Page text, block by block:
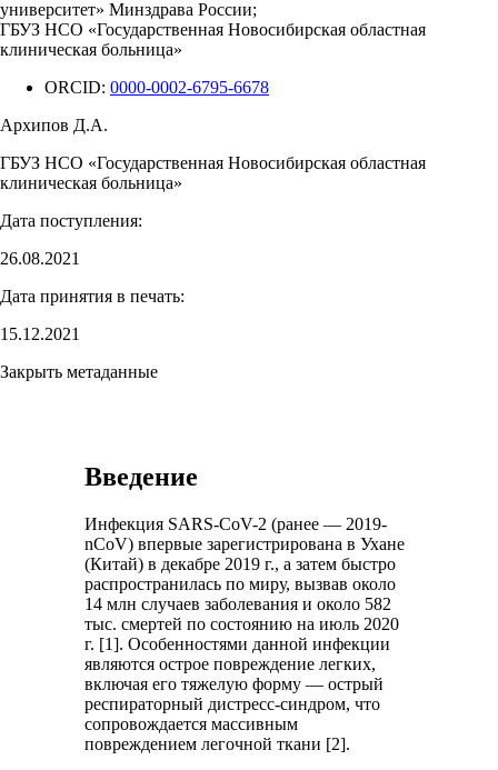
университет» Минздрава России;
ГБУЗ НСО «Государственная Новосибирская областная
клиническая больница»
ORCID: 0000-0002-6795-6678
Архипов Д.А.
ГБУЗ НСО «Государственная Новосибирская областная
клиническая больница»
Дата поступления:
26.08.2021
Дата принятия в печать:
15.12.2021
Закрыть метаданные
Введение
Инфекция SARS-CoV-2 (ранее — 2019-
nCoV) впервые зарегистрирована в Ухане
(Китай) в декабре 2019 г., а затем быстро
распространилась по миру, вызвав около
14 млн случаев заболевания и около 582
тыс. смертей по состоянию на июль 2020
г. [1]. Особенностями данной инфекции
являются острое повреждение легких,
включая его тяжелую форму — острый
респираторный дистресс-синдром, что
сопровождается массивным
повреждением легочной ткани [2].